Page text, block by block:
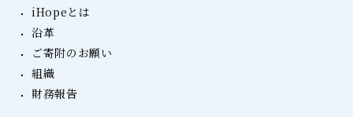
iHopeとは
沿革
ご寄附のお願い
組織
財務報告